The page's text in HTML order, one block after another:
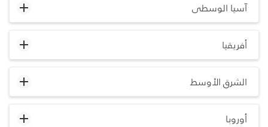
آسيا الوسطى
أفريقيا
الشرق الأوسط
أوروبا